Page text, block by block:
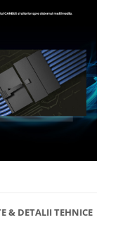
& DETALII TEHNICE